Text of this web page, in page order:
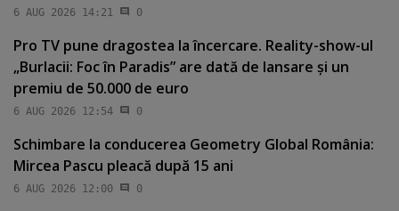
6 AUG 2026 14:21 0
Pro TV pune dragostea la încercare. Reality-show-ul
„Burlacii: Foc în Paradis” are dată de lansare şi un
premiu de 50.000 de euro
6 AUG 2026 12:54 0
Schimbare la conducerea Geometry Global România:
Mircea Pascu pleacă după 15 ani
6 AUG 2026 12:00 0